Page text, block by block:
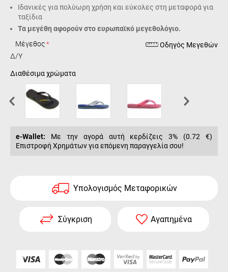
Ιδανικές για πολύωρη χρήση και εύκολες στη μεταφορά για
ταξίδια
Τα μεγέθη αφορούν στο ευρωπαϊκό μεγεθολόγιο.
Οδηγός Μεγεθών
Μέγεθος
Δ/Υ
Διαθέσιμα χρώματα
e-Wallet: Με την αγορά αυτή κερδίζεις 3% (0.72 €)
Επιστροφή Χρημάτων για επόμενη παραγγελία σου!
Υπολογισμός Μεταφορικών
Σύγκριση Αγαπημένα